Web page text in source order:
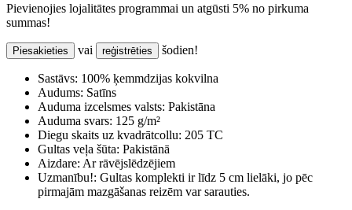
Pievienojies lojalitātes programmai un atgūsti 5% no pirkuma
summas!
Piesakieties vai reģistrēties šodien!
Sastāvs: 100% ķemmdzijas kokvilna
Audums: Satīns
Auduma izcelsmes valsts: Pakistāna
Auduma svars: 125 g/m²
Diegu skaits uz kvadrātcollu: 205 TC
Gultas veļa šūta: Pakistānā
Aizdare: Ar rāvējslēdzējiem
Uzmanību!: Gultas komplekti ir līdz 5 cm lielāki, jo pēc
pirmajām mazgāšanas reizēm var sarauties.